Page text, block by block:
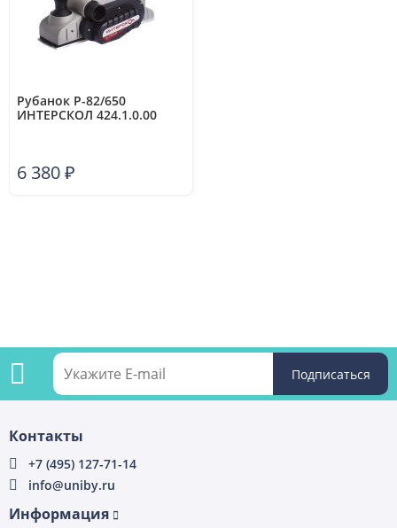
Рубанок Р-82/650
ИНТЕРСКОЛ 424.1.0.00
6 380₽
Контакты
+7 (495) 127-71-14
info@uniby.ru
Информация